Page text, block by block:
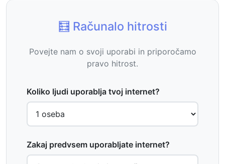
🧮 Računalo hitrosti
Povejte nam o svoji uporabi in priporočamo
pravo hitrost.
Koliko ljudi uporablja tvoj internet?
Zakaj predvsem uporabljate internet?